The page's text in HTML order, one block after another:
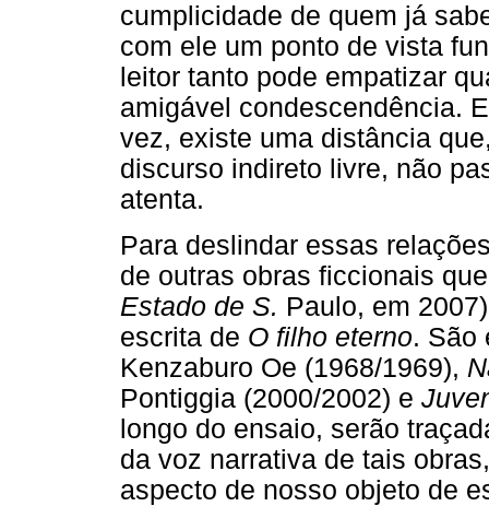
cumplicidade de quem já
com ele um ponto de vista
leitor tanto pode empatizar
amigável condescendência.
vez, existe uma distância
discurso indireto livre, não
atenta.
Para deslindar essas
de outras obras ficcionais
Estado de S. Paulo, em
escrita de O filho eterno. São
Kenzaburo Oe (1968/1969),
Pontiggia (2000/2002) e
longo do ensaio, serão
da voz narrativa de tais
aspecto de nosso objeto de